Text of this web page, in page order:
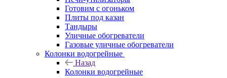
Готовим с огоньком
Плиты под казан
Тандыры
Уличные обогреватели
Газовые уличные обогреватели
Колонки водогрейные
Назад
Колонки водогрейные